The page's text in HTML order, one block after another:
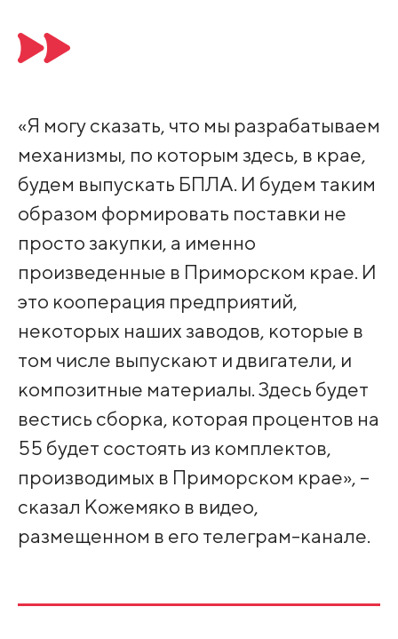
«Я могу сказать, что мы разрабатываем
механизмы, по которым здесь, в крае,
будем выпускать БПЛА. И будем таким
образом формировать поставки не
просто закупки, а именно
произведенные в Приморском крае. И
это кооперация предприятий,
некоторых наших заводов, которые в
том числе выпускают и двигатели, и
композитные материалы. Здесь будет
вестись сборка, которая процентов на
55 будет состоять из комплектов,
производимых в Приморском крае», –
сказал Кожемяко в видео,
размещенном в его телеграм-канале.